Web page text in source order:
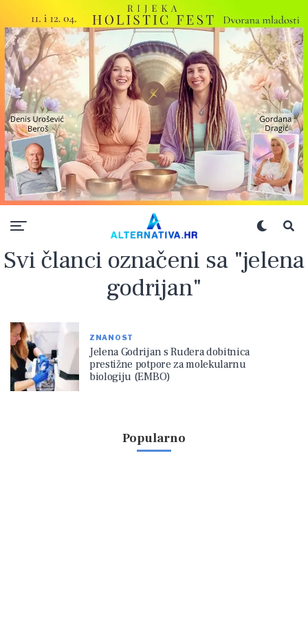
Svi članci označeni sa "jelena
godrijan"
ZNANOST
Jelena Godrijan s Ruđera dobitnica
prestižne potpore za molekularnu
biologiju (EMBO)
Popularno